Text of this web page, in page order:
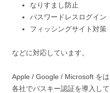
なりすまし防止
パスワードレスログイン
フィッシングサイト対策
などに対応しています。
Apple / Google / Microsoft を
各社でパスキー認証を導入して